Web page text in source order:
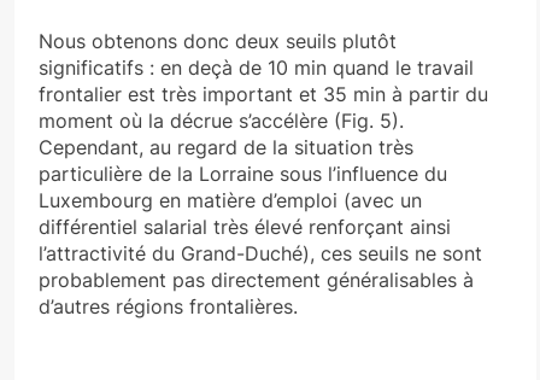
Nous obtenons donc deux seuils plutôt
significatifs : en deçà de 10 min quand le travail
frontalier est très important et 35 min à partir du
moment où la décrue s’accélère (Fig. 5).
Cependant, au regard de la situation très
particulière de la Lorraine sous l’influence du
Luxembourg en matière d’emploi (avec un
différentiel salarial très élevé renforçant ainsi
l’attractivité du Grand-Duché), ces seuils ne sont
probablement pas directement généralisables à
d’autres régions frontalières.